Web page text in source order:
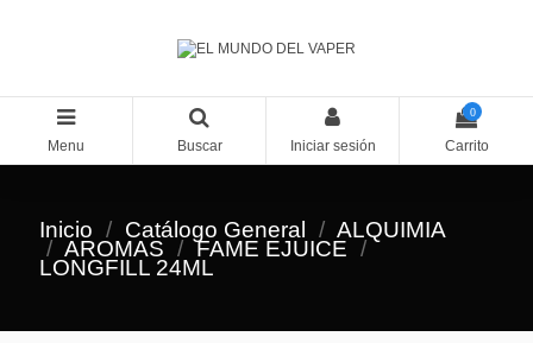
Menu Buscar Iniciar sesión
0
Carrito
Inicio Catálogo General ALQUIMIA
AROMAS FAME EJUICE
LONGFILL 24ML